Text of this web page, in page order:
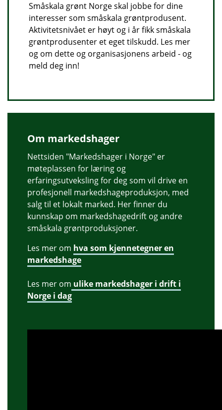
Småskala grønt Norge skal jobbe for dine
interesser som småskala grøntprodusent.
Aktivitetsnivået er høyt og i år fikk småskala
grøntprodusenter et eget tilskudd. Les mer
og om dette og organisasjonens arbeid - og
meld deg inn!
Om markedshager
Nettsiden "Markedshager i Norge" er
møteplassen for læring og
erfaringsutveksling for deg som vil drive en
profesjonell markedshageproduksjon, med
salg til et lokalt marked. Her finner du
kunnskap om markedshagedrift og andre
småskala grøntproduksjoner.
Les mer om hva som kjennetegner en
markedshage
Les mer om ulike markedshager i drift i
Norge i dag